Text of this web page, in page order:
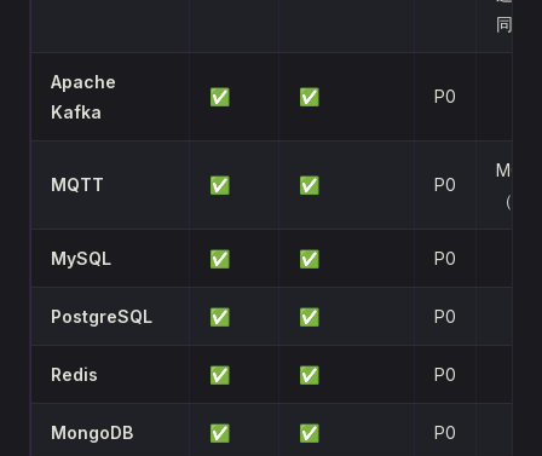
同等
Apache
Kafka
✅ ✅ P0
MQTT ✅ ✅ P0
（
MySQL ✅ ✅ P0
PostgreSQL ✅ ✅ P0
Redis ✅ ✅ P0
MongoDB ✅ ✅ P0